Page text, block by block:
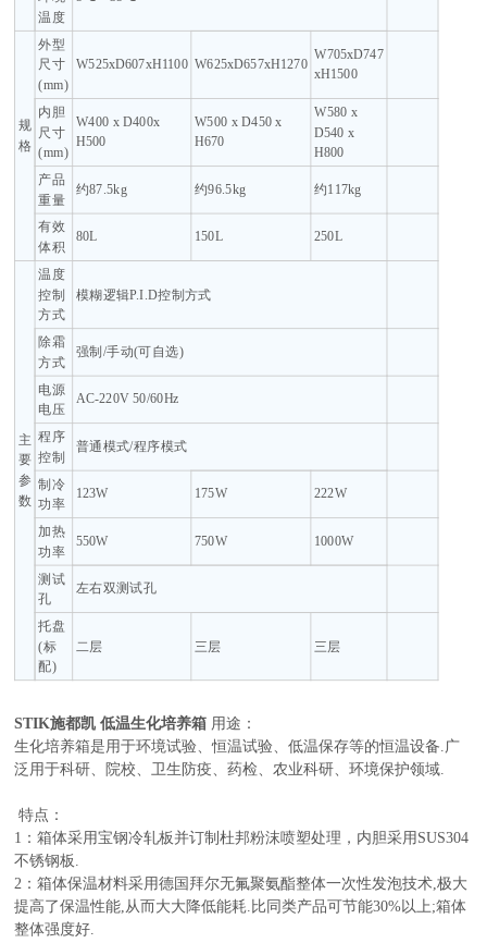
温度
规
格
外型
尺寸
(mm)
W525xD607xH1100 W625xD657xH1270
W705xD747
xH1500
内胆
尺寸
(mm)
W400 x D400x
H500
W500 x D450 x
H670
W580 x
D540 x
H800
产品
重量
约87.5kg 约96.5kg 约117kg
有效
体积
80L 150L 250L
主
要
参
数
温度
控制
方式
模糊逻辑P.I.D控制方式
除霜
方式
强制/手动(可自选)
电源
电压
AC-220V 50/60Hz
程序
控制
普通模式/程序模式
制冷
功率
123W 175W 222W
加热
功率
550W 750W 1000W
测试
孔
左右双测试孔
托盘
(标
配)
二层 三层 三层
STIK施都凯 低温生化培养箱 用途：
生化培养箱是用于环境试验、恒温试验、低温保存等的恒温设备.广
泛用于科研、院校、卫生防疫、药检、农业科研、环境保护领域.
特点：
1：箱体采用宝钢冷轧板并订制杜邦粉沫喷塑处理，内胆采用SUS304
不锈钢板.
2：箱体保温材料采用德国拜尔无氟聚氨酯整体一次性发泡技术,极大
提高了保温性能,从而大大降低能耗.比同类产品可节能30%以上;箱体
整体强度好.